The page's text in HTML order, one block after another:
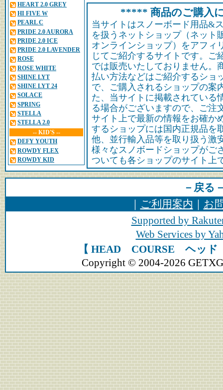
HEART 2.0 GREY
HI FIVE W
PEARL C
PRIDE 2.0 AURORA
PRIDE 2.0 ICE
PRIDE 2.0 LAVENDER
ROSE
ROSE WHITE
SHINE LYT
SHINE LYT 24
SOLACE
SPRING
STELLA
STELLA 2.0
-- KID'S --
DEFY YOUTH
ROWDY FLEX
ROWDY KID
***** 商品のご購入
当サイトはスノーボード用品&
を扱うネットショップ（ネット
オンラインショップ）をアフィ
じてご紹介するサイトです。ご
では販売いたしておりません。
払い方法などはご紹介するショ
で、ご購入されるショップの案
た、当サイトに掲載されている
る場合がございますので、ご注
サイト上で最新の情報をお確か
するショップには国内正規品を
他、並行輸入品等を取り扱う激
様々なスノボードショップがご
ついても各ショップのサイト上
－戻る
｜ ご利用案内 ｜ お
Supported by
Web Services by
【 HEAD COURSE ヘッ
Copyright © 2004-2026